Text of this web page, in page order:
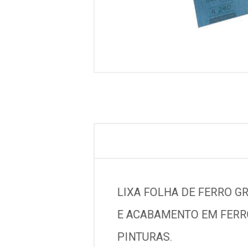
LIXA FOLHA DE FERRO
E ACABAMENTO EM
PINTURAS.